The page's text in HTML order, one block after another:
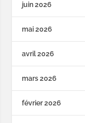
juin 2026
mai 2026
avril 2026
mars 2026
février 2026